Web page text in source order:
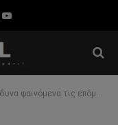
YouTube
τις επόμενες ώρες